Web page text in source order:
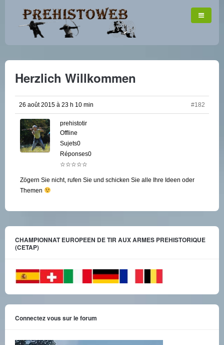
Herzlich Willkommen
26 août 2015 à 23 h 10 min #182
prehistotir
Offline
Sujets0
Réponses0
☆☆☆☆☆
Zögern Sie nicht, rufen Sie und schicken Sie alle Ihre Ideen oder
Themen
CHAMPIONNAT EUROPEEN DE TIR AUX ARMES PREHISTORIQUE
(CETAP)
Connectez vous sur le forum